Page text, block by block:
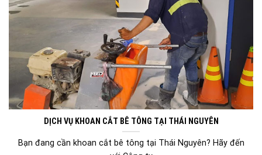
DỊCH VỤ KHOAN CẮT BÊ TÔNG TẠI THÁI NGUYÊN
Bạn đang cần khoan cắt bê tông tại Thái Nguyên? Hãy đến